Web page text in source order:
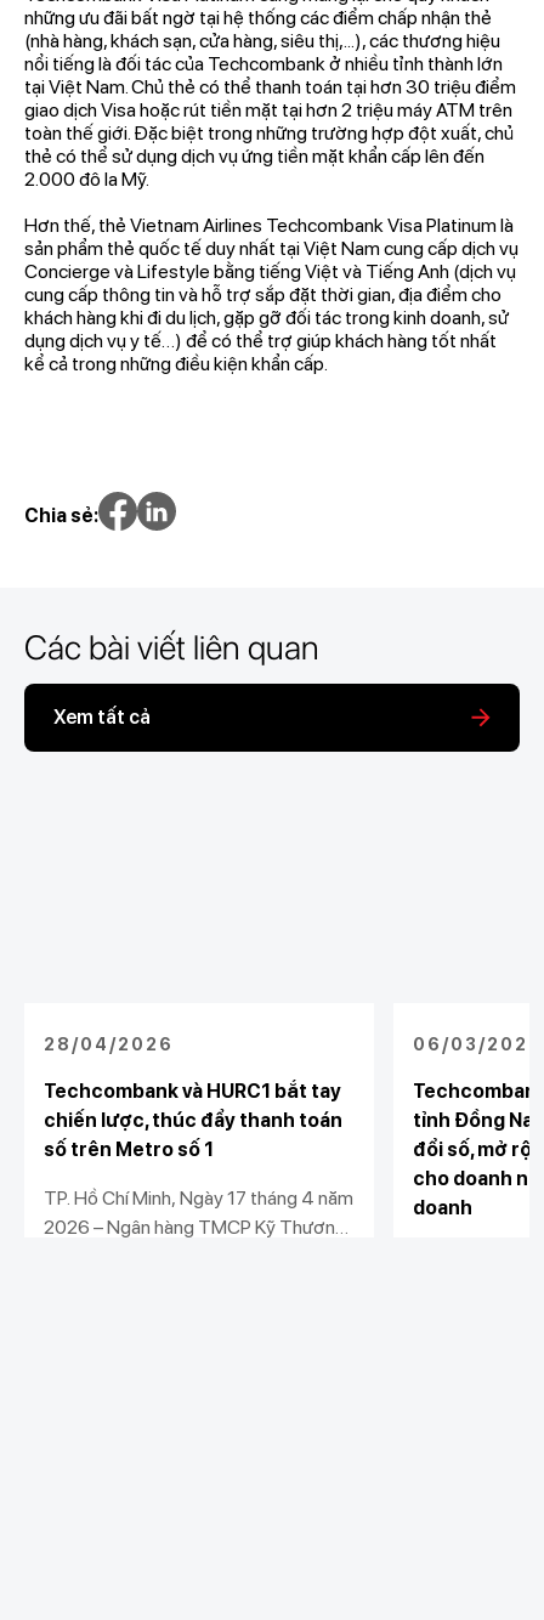
những ưu đãi bất ngờ tại hệ thống các điểm chấp nhận thẻ
(nhà hàng, khách sạn, cửa hàng, siêu thị,...), các thương hiệu
nổi tiếng là đối tác của Techcombank ở nhiều tỉnh thành lớn
tại Việt Nam. Chủ thẻ có thể thanh toán tại hơn 30 triệu điểm
giao dịch Visa hoặc rút tiền mặt tại hơn 2 triệu máy ATM trên
toàn thế giới. Đặc biệt trong những trường hợp đột xuất, chủ
thẻ có thể sử dụng dịch vụ ứng tiền mặt khẩn cấp lên đến
2.000 đô la Mỹ.
Hơn thế, thẻ Vietnam Airlines Techcombank Visa Platinum là
sản phẩm thẻ quốc tế duy nhất tại Việt Nam cung cấp dịch vụ
Concierge và Lifestyle bằng tiếng Việt và Tiếng Anh (dịch vụ
cung cấp thông tin và hỗ trợ sắp đặt thời gian, địa điểm cho
khách hàng khi đi du lịch, gặp gỡ đối tác trong kinh doanh, sử
dụng dịch vụ y tế…) để có thể trợ giúp khách hàng tốt nhất
kể cả trong những điều kiện khẩn cấp.
Chia sẻ:
Các bài viết liên quan
Xem tất cả
28/04/2026
Techcombank và HURC1 bắt tay
chiến lược, thúc đẩy thanh toán
số trên Metro số 1
TP. Hồ Chí Minh, Ngày 17 tháng 4 năm
2026 – Ngân hàng TMCP Kỹ Thương
06/03/2026
tỉnh Đồng
đổi số, mở
cho doanh
doanh